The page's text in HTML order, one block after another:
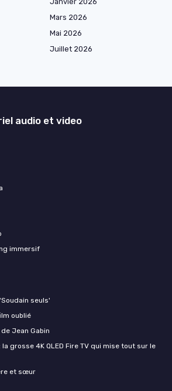
Mars 2026
Mai 2026
Juillet 2026
audio et video
immersif
seuls'
oublié
Jean Gabin
la grosse 4K QLED Fire TV qui mise tout sur le
et sœur